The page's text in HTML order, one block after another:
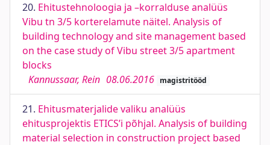
20. Ehitustehnoloogia ja –korralduse analüüs
Vibu tn 3/5 korterelamute näitel. Analysis of
building technology and site management based
on the case study of Vibu street 3/5 apartment
blocks
Kannussaar, Rein 08.06.2016 magistritööd
21. Ehitusmaterjalide valiku analüüs
ehitusprojektis ETICS’i põhjal. Analysis of building
material selection in construction project based